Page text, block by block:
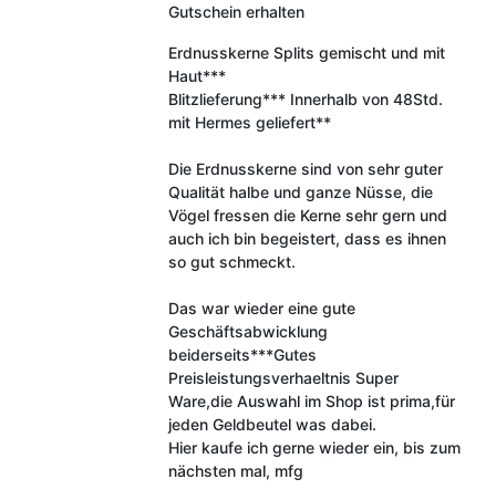
Gutschein erhalten
Erdnusskerne Splits gemischt und mit
Haut***
Blitzlieferung*** Innerhalb von 48Std.
mit Hermes geliefert**
Die Erdnusskerne sind von sehr guter
Qualität halbe und ganze Nüsse, die
Vögel fressen die Kerne sehr gern und
auch ich bin begeistert, dass es ihnen
so gut schmeckt.
Das war wieder eine gute
Geschäftsabwicklung
beiderseits***Gutes
Preisleistungsverhaeltnis Super
Ware,die Auswahl im Shop ist prima,für
jeden Geldbeutel was dabei.
Hier kaufe ich gerne wieder ein, bis zum
nächsten mal, mfg